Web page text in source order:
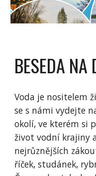
BESEDA NA
Voda je nositelem
se s námi vydejte
okolí, ve kterém si
život vodní krajiny
nejrůznějších
říček, studánek,